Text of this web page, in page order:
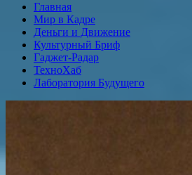
Главная
Мир в Кадре
Деньги и Движение
Культурный Бриф
Гаджет-Радар
ТехноХаб
Лаборатория Будущего